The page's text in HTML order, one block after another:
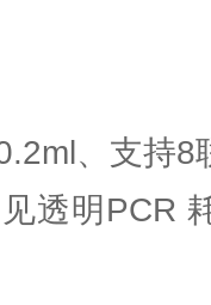
、支持8
明PCR